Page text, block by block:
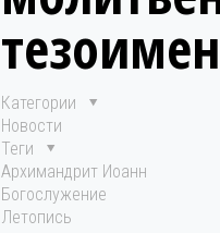
Категории
Новости
Теги
Архимандрит Иоанн
Богослужение
Летопись